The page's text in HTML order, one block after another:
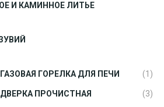
И КАМИННОЕ ЛИТЬЕ
ГАЗОВАЯ ГОРЕЛКА ДЛЯ ПЕЧИ
(1)
ДВЕРКА ПРОЧИСТНАЯ (3)